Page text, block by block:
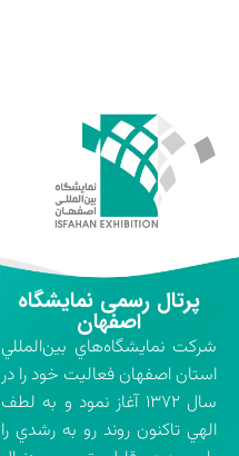
پرتال رسمی نمایشگاه
اصفهان
شركت نمايشگاه‌هاي بين‌المللي
استان اصفهان فعاليت خود را در
سال ۱۳۷۲ آغاز نمود و به لطف
الهي تاكنون روند رو به رشدي را